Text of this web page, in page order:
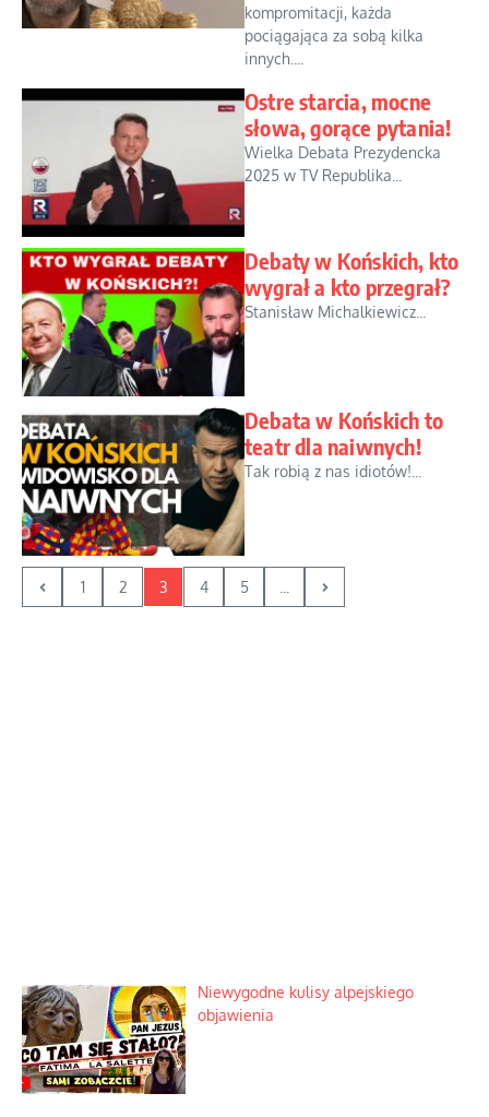
kompromitacji, każda
pociągająca za sobą kilka
innych....
Ostre starcia, mocne
słowa, gorące pytania!
Wielka Debata Prezydencka
2025 w TV Republika...
Debaty w Końskich, kto
wygrał a kto przegrał?
Stanisław Michalkiewicz...
Debata w Końskich to
teatr dla naiwnych!
Tak robią z nas idiotów!...
1 2 3 4 5
Niewygodne kulisy alpejskiego
objawienia